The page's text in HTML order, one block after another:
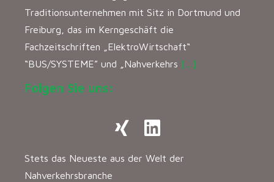
Traditionsunternehmen mit Sitz in Dortmund und
Freiburg, das im Kerngeschäft die
Fachzeitschriften „ElektroWirtschaft“
“BUS/SYSTEME” und „Nahverkehrs […]
Folgen Sie uns:
Stets das Neueste aus der Welt der
Nahverkehrsbranche